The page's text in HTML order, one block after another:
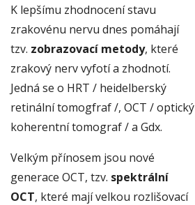
K lepšímu zhodnocení stavu
zrakovénu nervu dnes pomáhají
tzv. zobrazovací metody, které
zrakový nerv vyfotí a zhodnotí.
Jedná se o HRT / heidelberský
retinální tomogfraf /, OCT / optický
koherentní tomograf / a Gdx.
Velkým přínosem jsou nové
generace OCT, tzv. spektrální
OCT, které mají velkou rozlišovací